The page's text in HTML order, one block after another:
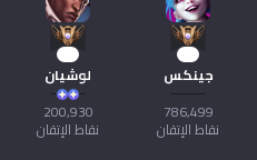
66
جينكس
نقاط الإتقان
21
لوشيان
نقاط الإتقان